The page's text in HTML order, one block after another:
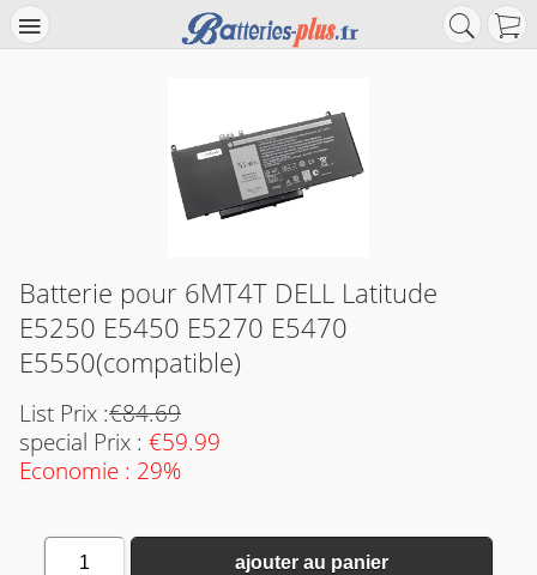
Batterie pour 6MT4T DELL Latitude
E5250 E5450 E5270 E5470
E5550(compatible)
List Prix :€84.69
special Prix : €59.99
Economie : 29%
1 ajouter au panier